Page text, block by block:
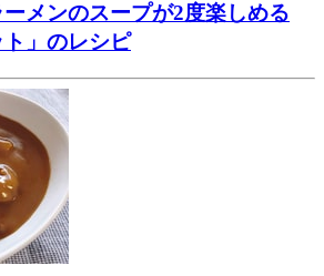
メンのスープが2度楽しめる
ト」のレシピ